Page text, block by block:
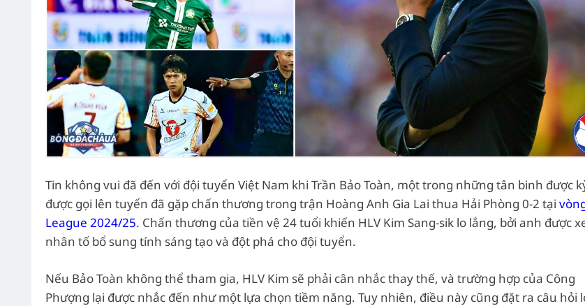
Tin không vui đã đến với đội tuyển Việt Nam khi Trần Bảo Toàn, một trong những tân binh được
được gọi lên tuyển đã gặp chấn thương trong trận Hoàng Anh Gia Lai thua Hải Phòng 0-2 tại
League 2024/25. Chấn thương của tiền vệ 24 tuổi khiến HLV Kim Sang-sik lo lắng, bởi anh được
nhân tố bổ sung tính sáng tạo và đột phá cho đội tuyển.
Nếu Bảo Toàn không thể tham gia, HLV Kim sẽ phải cân nhắc thay thế, và trường hợp của Công
Phượng lại được nhắc đến như một lựa chọn tiềm năng. Tuy nhiên, điều này cũng đặt ra câu hỏi